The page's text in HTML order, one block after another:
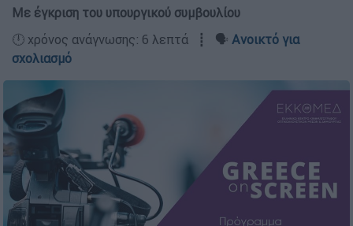
Με έγκριση του υπουργικού συμβουλίου
🕛 χρόνος ανάγνωσης: 6 λεπτά ┋ 🗣️ Ανοικτό για
σχολιασμό